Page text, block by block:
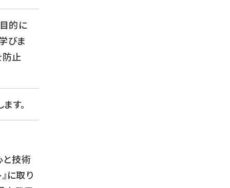
的に
びま
防止
す。
と技術
に取り